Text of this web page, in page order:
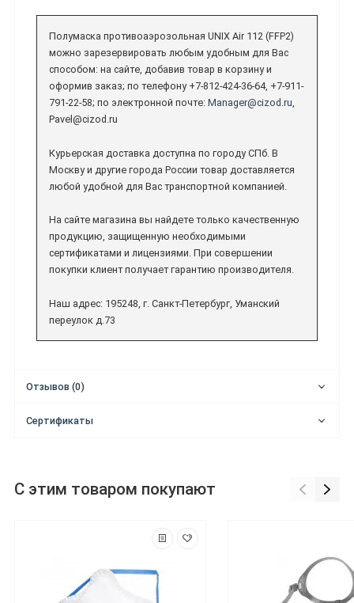
Полумаска противоаэрозольная UNIX Air 112 (FFP2)
можно зарезервировать любым удобным для Вас
способом: на сайте, добавив товар в корзину и
оформив заказ; по телефону +7-812-424-36-64, +7-911-
791-22-58; по электронной почте: Manager@cizod.ru,
Pavel@cizod.ru
Курьерская доставка доступна по городу СПб. В
Москву и другие города России товар доставляется
любой удобной для Вас транспортной компанией.
На сайте магазина вы найдете только качественную
продукцию, защищенную необходимыми
сертификатами и лицензиями. При совершении
покупки клиент получает гарантию производителя.
Наш адрес: 195248, г. Санкт-Петербург, Уманский
переулок д.73
Отзывов (0)
Сертификаты
С этим товаром покупают